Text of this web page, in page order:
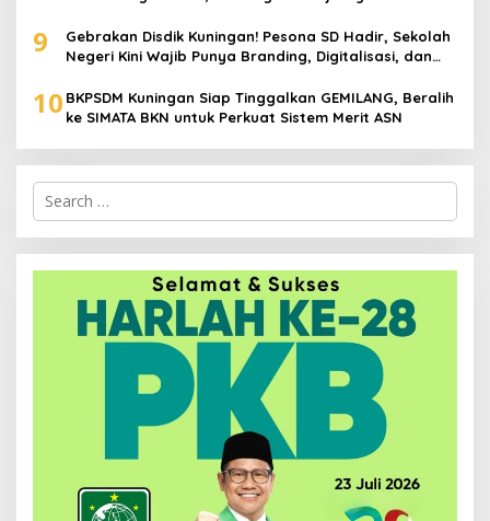
9
Gebrakan Disdik Kuningan! Pesona SD Hadir, Sekolah
Negeri Kini Wajib Punya Branding, Digitalisasi, dan
10 BKPSDM Kuningan Siap Tinggalkan GEMILANG, Beralih
ke SIMATA BKN untuk Perkuat Sistem Merit ASN
Search
for: